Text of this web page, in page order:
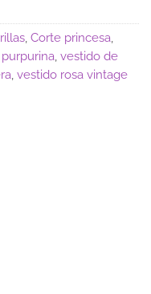
Corte princesa
vestido de
vestido rosa vintage